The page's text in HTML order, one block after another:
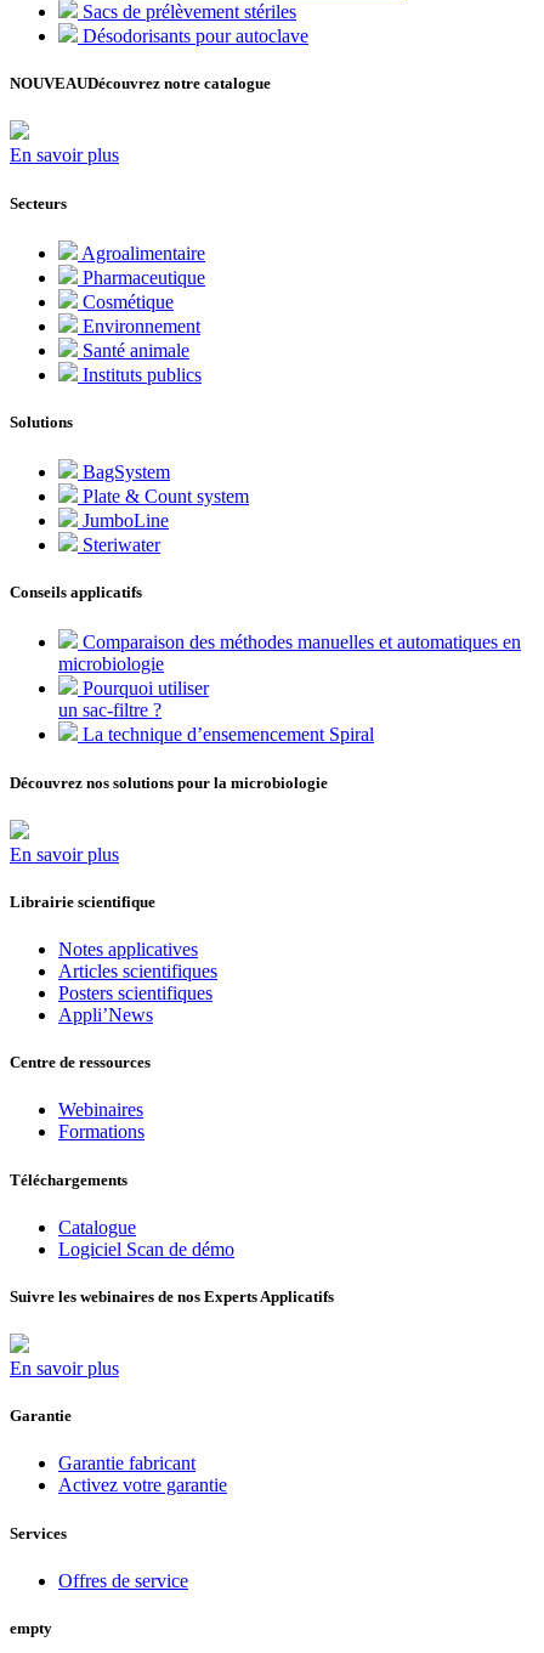
Sacs de prélèvement stériles
Désodorisants pour autoclave
NOUVEAUDécouvrez notre catalogue
En savoir plus
Secteurs
Agroalimentaire
Pharmaceutique
Cosmétique
Environnement
Santé animale
Instituts publics
Solutions
BagSystem
Plate & Count system
JumboLine
Steriwater
Conseils applicatifs
Comparaison des méthodes manuelles et automatiques en
microbiologie
Pourquoi utiliser
un sac-filtre ?
La technique d’ensemencement Spiral
Découvrez nos solutions pour la microbiologie
En savoir plus
Librairie scientifique
Notes applicatives
Articles scientifiques
Posters scientifiques
Appli’News
Centre de ressources
Webinaires
Formations
Téléchargements
Catalogue
Logiciel Scan de démo
Suivre les webinaires de nos Experts Applicatifs
En savoir plus
Garantie
Garantie fabricant
Activez votre garantie
Services
Offres de service
empty